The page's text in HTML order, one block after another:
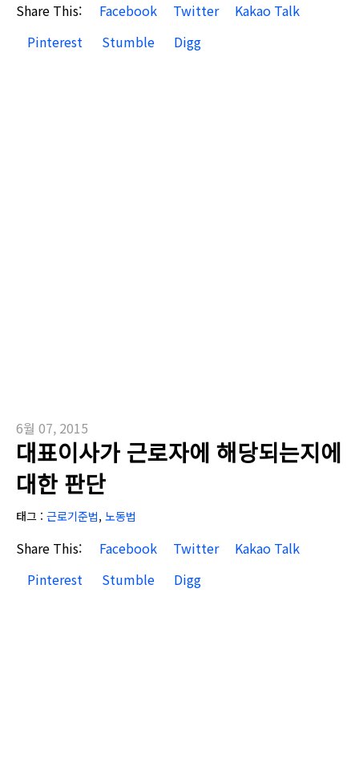
Share This: Facebook Twitter
Kakao Talk
Pinterest
Stumble Digg
6월 07, 2015
대표이사가 근로자에 해당되는지에
대한 판단
태그 : 근로기준법, 노동법
Share This: Facebook Twitter
Kakao Talk
Pinterest
Stumble Digg